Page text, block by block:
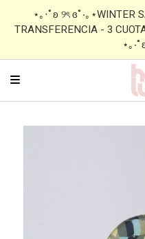
⋆｡‧˚ʚ ୨ৎ ɞ˚‧｡⋆WINTER
TRANSFERENCIA - 3
⋆｡